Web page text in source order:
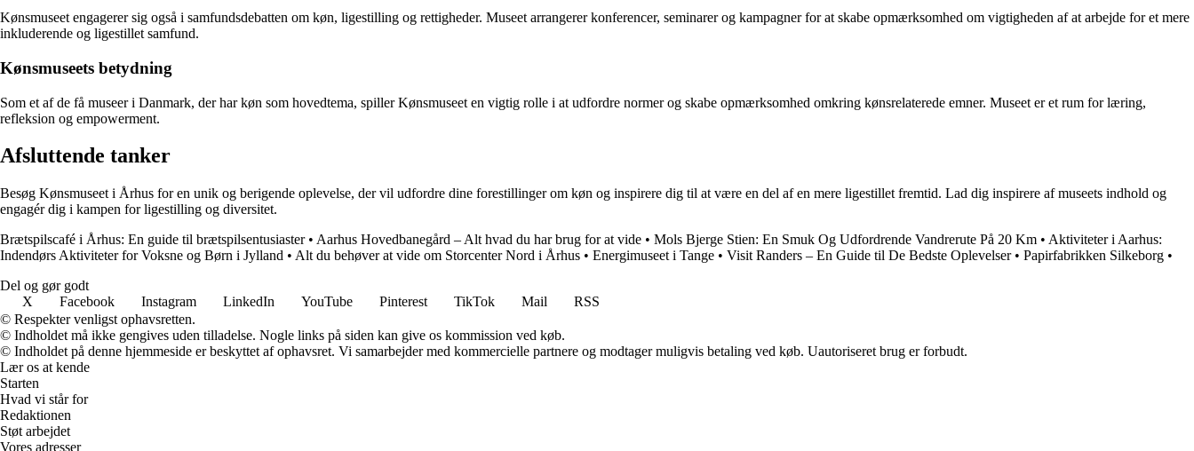
Kønsmuseet engagerer sig også i samfundsdebatten om køn, ligestilling og rettigheder. Museet arrangerer konferencer, seminarer og kampagner for at skabe opmærksomhed om vigtigheden af at arbejde for et mere
inkluderende og ligestillet samfund.
Kønsmuseets betydning
Som et af de få museer i Danmark, der har køn som hovedtema, spiller Kønsmuseet en vigtig rolle i at udfordre normer og skabe opmærksomhed omkring kønsrelaterede emner. Museet er et rum for læring,
refleksion og empowerment.
Afsluttende tanker
Besøg Kønsmuseet i Århus for en unik og berigende oplevelse, der vil udfordre dine forestillinger om køn og inspirere dig til at være en del af en mere ligestillet fremtid. Lad dig inspirere af museets indhold og
engagér dig i kampen for ligestilling og diversitet.
Brætspilscafé i Århus: En guide til brætspilsentusiaster• Aarhus Hovedbanegård – Alt hvad du har brug for at vide • Mols Bjerge Stien: En Smuk Og Udfordrende Vandrerute På 20 Km • Aktiviteter i Aarhus:
Indendørs Aktiviteter for Voksne og Børn i Jylland • Alt du behøver at vide om Storcenter Nord i Århus • Energimuseet i Tange • Visit Randers – En Guide til De Bedste Oplevelser• Papirfabrikken Silkeborg •
Del og gør godt
X
Facebook Instagram LinkedIn YouTube Pinterest TikTok Mail
RSS
© Respekter venligst ophavsretten.
© Indholdet må ikke gengives uden tilladelse. Nogle links på siden kan give os kommission ved køb.
© Indholdet på denne hjemmeside er beskyttet af ophavsret. Vi samarbejder med kommercielle partnere og modtager muligvis betaling ved køb. Uautoriseret brug er forbudt.
Lær os at kende
Starten
Hvad vi står for
Redaktionen
Støt arbejdet
Vores adresser